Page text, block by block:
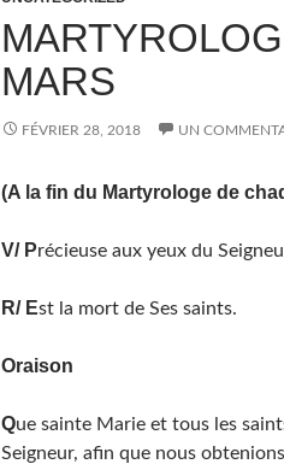
MARS
FÉVRIER 28, 2018 UN
(A la fin du Martyrologe de
V/ Précieuse aux yeux du
R/ Est la mort de Ses saints.
Oraison
Que sainte Marie et tous les
Seigneur, afin que nous